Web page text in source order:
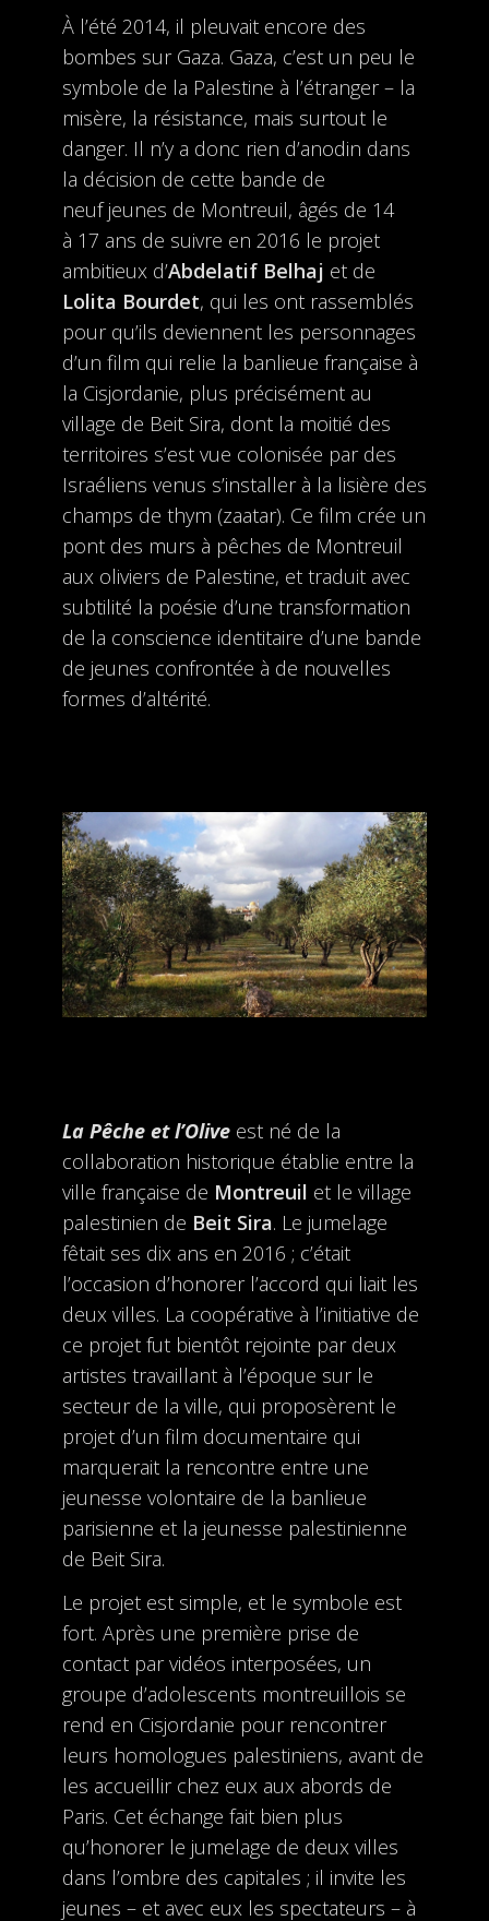
À l’été 2014, il pleuvait encore des
bombes sur Gaza. Gaza, c’est un peu le
symbole de la Palestine à l’étranger – la
misère, la résistance, mais surtout le
danger. Il n’y a donc rien d’anodin dans
la décision de cette bande de
neuf jeunes de Montreuil, âgés de 14
à 17 ans de suivre en 2016 le projet
ambitieux d’Abdelatif Belhaj et de
Lolita Bourdet, qui les ont rassemblés
pour qu’ils deviennent les personnages
d’un film qui relie la banlieue française à
la Cisjordanie, plus précisément au
village de Beit Sira, dont la moitié des
territoires s’est vue colonisée par des
Israéliens venus s’installer à la lisière des
champs de thym (zaatar). Ce film crée un
pont des murs à pêches de Montreuil
aux oliviers de Palestine, et traduit avec
subtilité la poésie d’une transformation
de la conscience identitaire d’une bande
de jeunes confrontée à de nouvelles
formes d’altérité.
La Pêche et l’Oliveest né de la
collaboration historique établie entre la
ville française de Montreuil et le village
palestinien de Beit Sira. Le jumelage
fêtait ses dix ans en 2016 ; c’était
l’occasion d’honorer l’accord qui liait les
deux villes. La coopérative à l’initiative de
ce projet fut bientôt rejointe par deux
artistes travaillant à l’époque sur le
secteur de la ville, qui proposèrent le
projet d’un film documentaire qui
marquerait la rencontre entre une
jeunesse volontaire de la banlieue
parisienne et la jeunesse palestinienne
de Beit Sira.
Le projet est simple, et le symbole est
fort. Après une première prise de
contact par vidéos interposées, un
groupe d’adolescents montreuillois se
rend en Cisjordanie pour rencontrer
leurs homologues palestiniens, avant de
les accueillir chez eux aux abords de
Paris. Cet échange fait bien plus
qu’honorer le jumelage de deux villes
dans l’ombre des capitales ; il invite les
jeunes – et avec eux les spectateurs – à